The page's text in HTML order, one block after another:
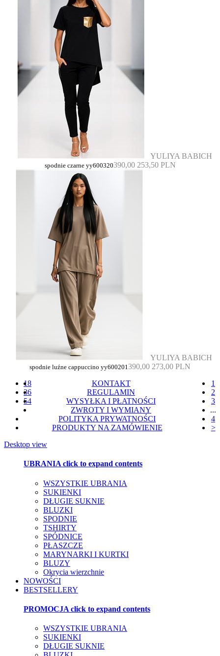
YULIYA BABICH
spodnie czarne yy600320390,00 253,50 PLN
YULIYA BABICH
spodnie luźne cappuccino yy600201390,00 273,00 PLN
18
36
54
1
2
3
...
4
>
KONTAKT
REGULAMIN
WYSYŁKA I PŁATNOŚCI
ZWROTY I WYMIANY
POLITYKA PRYWATNOŚCI
PRODUKTY NA ZAMÓWIENIE
Desktop view
UBRANIA click to expand contents
WSZYSTKIE UBRANIA
SUKIENKI
DŁUGIE SUKNIE
BLUZKI
SPODNIE
TSHIRTY
SPÓDNICE
PŁASZCZE
MARYNARKI I KURTKI
BLUZY
Okrycia wierzchnie
NOWOŚCI
BESTSELLERY
PROMOCJA click to expand contents
WSZYSTKIE UBRANIA
SUKIENKI
DŁUGIE SUKNIE